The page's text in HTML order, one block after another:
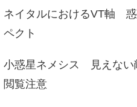
ネイタルにおけるVT軸 惑
ペクト
小惑星ネメシス 見えな
閲覧注意